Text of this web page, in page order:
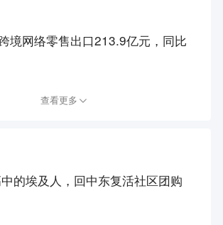
境网络零售出口213.9亿元，同比
查看更多
的埃及人，回中东复活社区团购